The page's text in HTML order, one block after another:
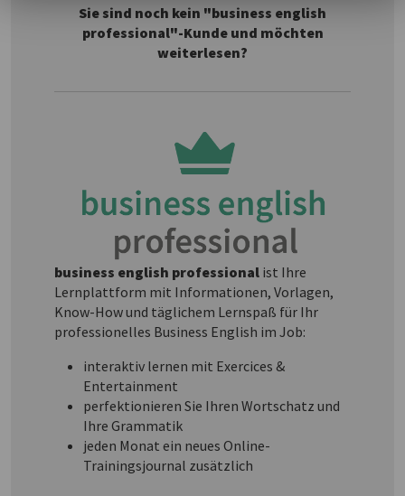
Sie sind noch kein "business english
professional"-Kunde und möchten
weiterlesen?
business english professional ist Ihre
Lernplattform mit Informationen, Vorlagen,
Know-How und täglichem Lernspaß für Ihr
professionelles Business English im Job:
interaktiv lernen mit Exercices &
Entertainment
perfektionieren Sie Ihren Wortschatz und
Ihre Grammatik
jeden Monat ein neues Online-
Trainingsjournal zusätzlich